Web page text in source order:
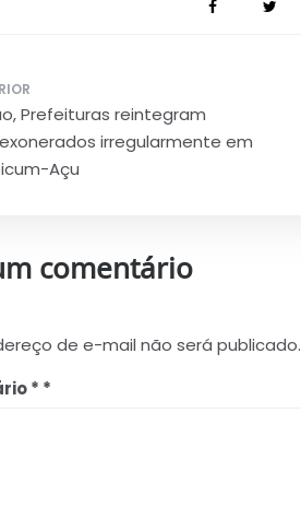
Prefeituras reintegram
irregularmente em
Açu
comentário
de e-mail não será publicado.
*